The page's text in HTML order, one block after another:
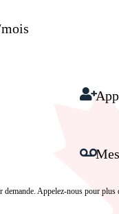
Appelez-nous pour plus